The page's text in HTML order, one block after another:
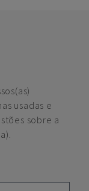
usadas e
sobre a